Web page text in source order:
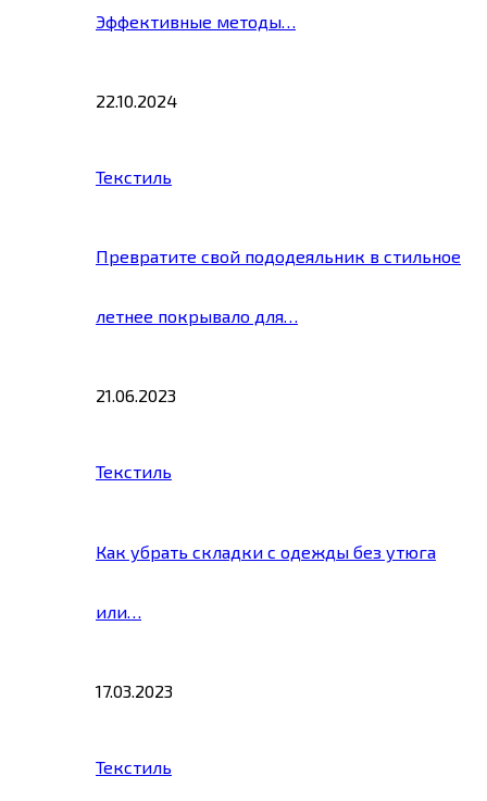
Эффективные методы…
22.10.2024
Текстиль
Превратите свой пододеяльник в стильное
летнее покрывало для…
21.06.2023
Текстиль
Как убрать складки с одежды без утюга
или…
17.03.2023
Текстиль